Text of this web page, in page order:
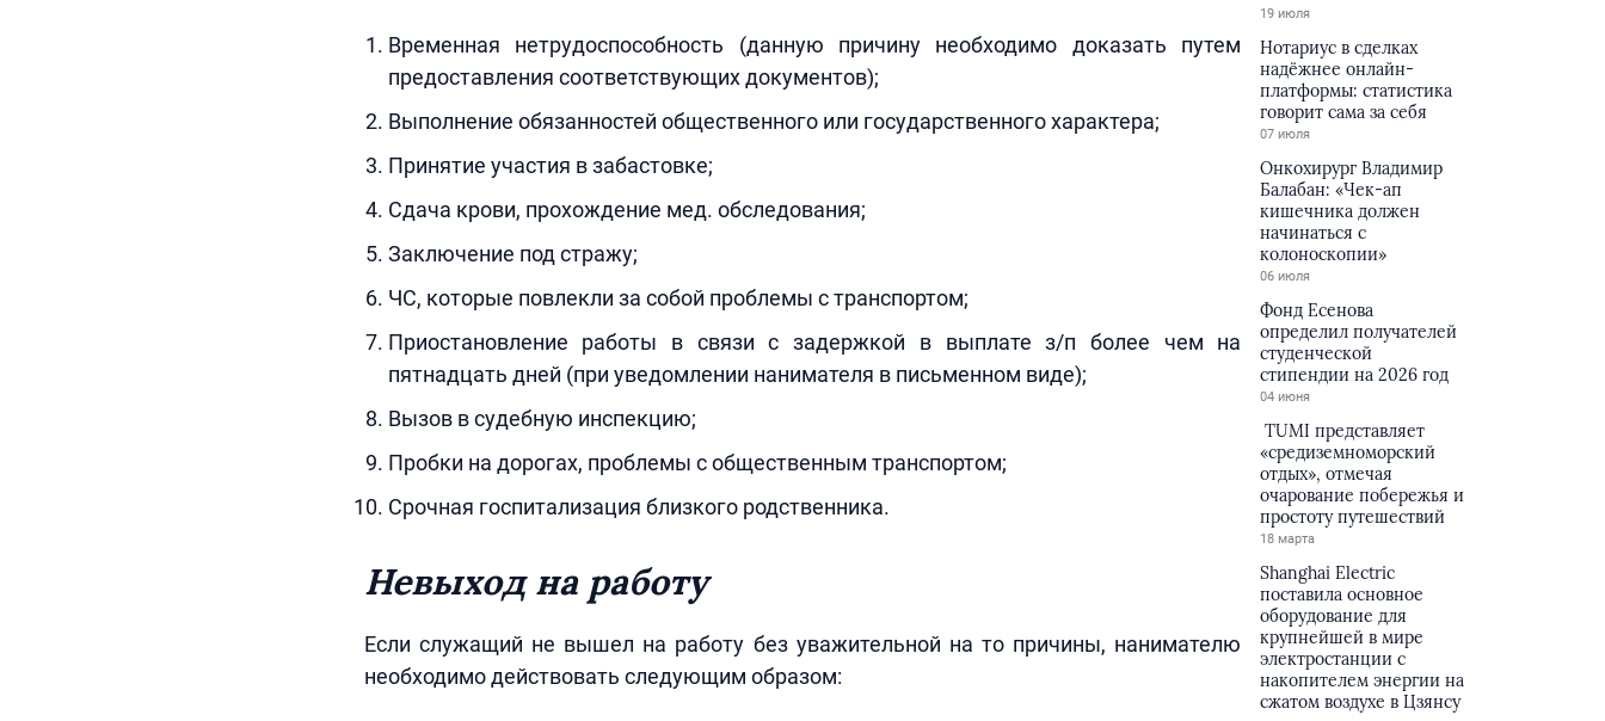
Временная нетрудоспособность (данную причину необходимо доказать путем
предоставления соответствующих документов);
Выполнение обязанностей общественного или государственного характера;
Принятие участия в забастовке;
Сдача крови, прохождение мед. обследования;
Заключение под стражу;
ЧС, которые повлекли за собой проблемы с транспортом;
Приостановление работы в связи с задержкой в выплате з/п более чем на
пятнадцать дней (при уведомлении нанимателя в письменном виде);
Вызов в судебную инспекцию;
Пробки на дорогах, проблемы с общественным транспортом;
Срочная госпитализация близкого родственника.
Невыход на работу
Если служащий не вышел на работу без уважительной на то причины, нанимателю
необходимо действовать следующим образом:
19 июля
Нотариус в сделках
надёжнее онлайн-
платформы: статистика
говорит сама за себя
07 июля
Онкохирург Владимир
Балабан: «Чек-ап
кишечника должен
начинаться с
колоноскопии»
06 июля
Фонд Есенова
определил получателей
студенческой
стипендии на 2026 год
04 июня
TUMI представляет
«средиземноморский
отдых», отмечая
очарование побережья и
простоту путешествий
18 марта
Shanghai Electric
поставила основное
оборудование для
крупнейшей в мире
электростанции с
накопителем энергии на
сжатом воздухе в Цзянсу